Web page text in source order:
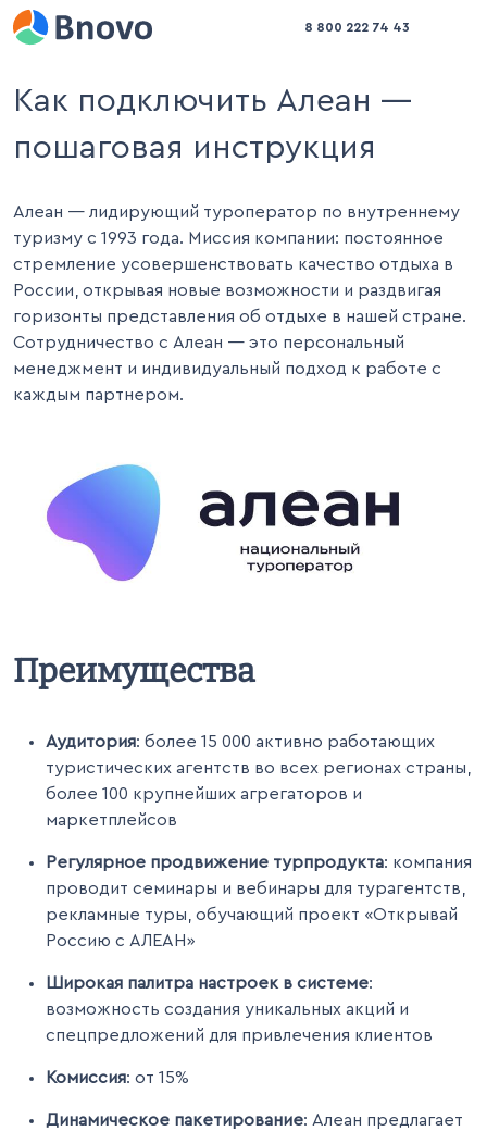
8 800 222 74 43
Как подключить Алеан —
пошаговая инструкция
Алеан — лидирующий туроператор по внутреннему
туризму с 1993 года. Миссия компании: постоянное
стремление усовершенствовать качество отдыха в
России, открывая новые возможности и раздвигая
горизонты представления об отдыхе в нашей стране.
Сотрудничество с Алеан — это персональный
менеджмент и индивидуальный подход к работе с
каждым партнером.
Преимущества
Аудитория: более 15 000 активно работающих
туристических агентств во всех регионах страны,
более 100 крупнейших агрегаторов и
маркетплейсов
Регулярное продвижение турпродукта: компания
проводит семинары и вебинары для турагентств,
рекламные туры, обучающий проект «Открывай
Россию с АЛЕАН»
Широкая палитра настроек в системе:
возможность создания уникальных акций и
спецпредложений для привлечения клиентов
Комиссия: от 15%
Динамическое пакетирование: Алеан предлагает